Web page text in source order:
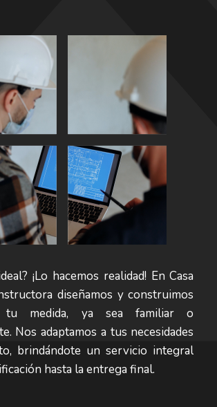
¡Lo hacemos realidad! En Casa
diseñamos y construimos
tu medida, ya sea familiar o
Nos adaptamos a tus necesidades
brindándote un servicio integral
hasta la entrega final.